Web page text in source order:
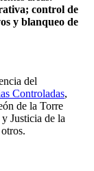
control de
y blanqueo de
del
Controladas,
de la Torre
Justicia de la